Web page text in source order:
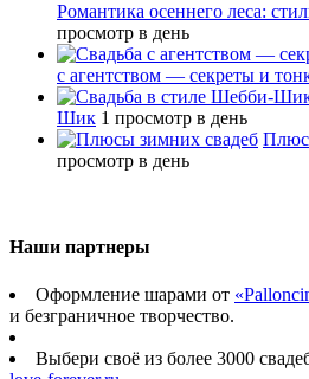
Романтика осеннего леса:
просмотр в день
с агентством — секреты и
Шик 1 просмотр в день
просмотр в день
Наши партнеры
Оформление шарами от
и безграничное творчество.
Выбери своё из более 3000